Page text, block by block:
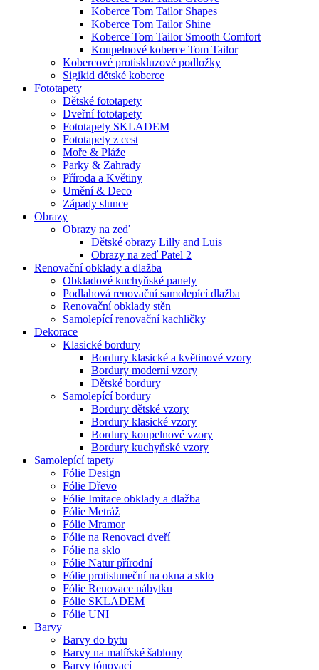
Koberce Tom Tailor Shapes
Koberce Tom Tailor Shine
Koberce Tom Tailor Smooth Comfort
Koupelnové koberce Tom Tailor
Kobercové protiskluzové podložky
Sigikid dětské koberce
Fototapety
Dětské fototapety
Dveřní fototapety
Fototapety SKLADEM
Fototapety z cest
Moře & Pláže
Parky & Zahrady
Příroda a Květiny
Umění & Deco
Západy slunce
Obrazy
Obrazy na zeď
Dětské obrazy Lilly and Luis
Obrazy na zeď Patel 2
Renovační obklady a dlažba
Obkladové kuchyňské panely
Podlahová renovační samolepící dlažba
Renovační obklady stěn
Samolepící renovační kachličky
Dekorace
Klasické bordury
Bordury klasické a květinové vzory
Bordury moderní vzory
Dětské bordury
Samolepící bordury
Bordury dětské vzory
Bordury klasické vzory
Bordury koupelnové vzory
Bordury kuchyňské vzory
Samolepící tapety
Fólie Design
Fólie Dřevo
Fólie Imitace obklady a dlažba
Fólie Metráž
Fólie Mramor
Fólie na Renovaci dveří
Fólie na sklo
Fólie Natur přírodní
Fólie protisluneční na okna a sklo
Fólie Renovace nábytku
Fólie SKLADEM
Fólie UNI
Barvy
Barvy do bytu
Barvy na malířské šablony
Barvy tónovací